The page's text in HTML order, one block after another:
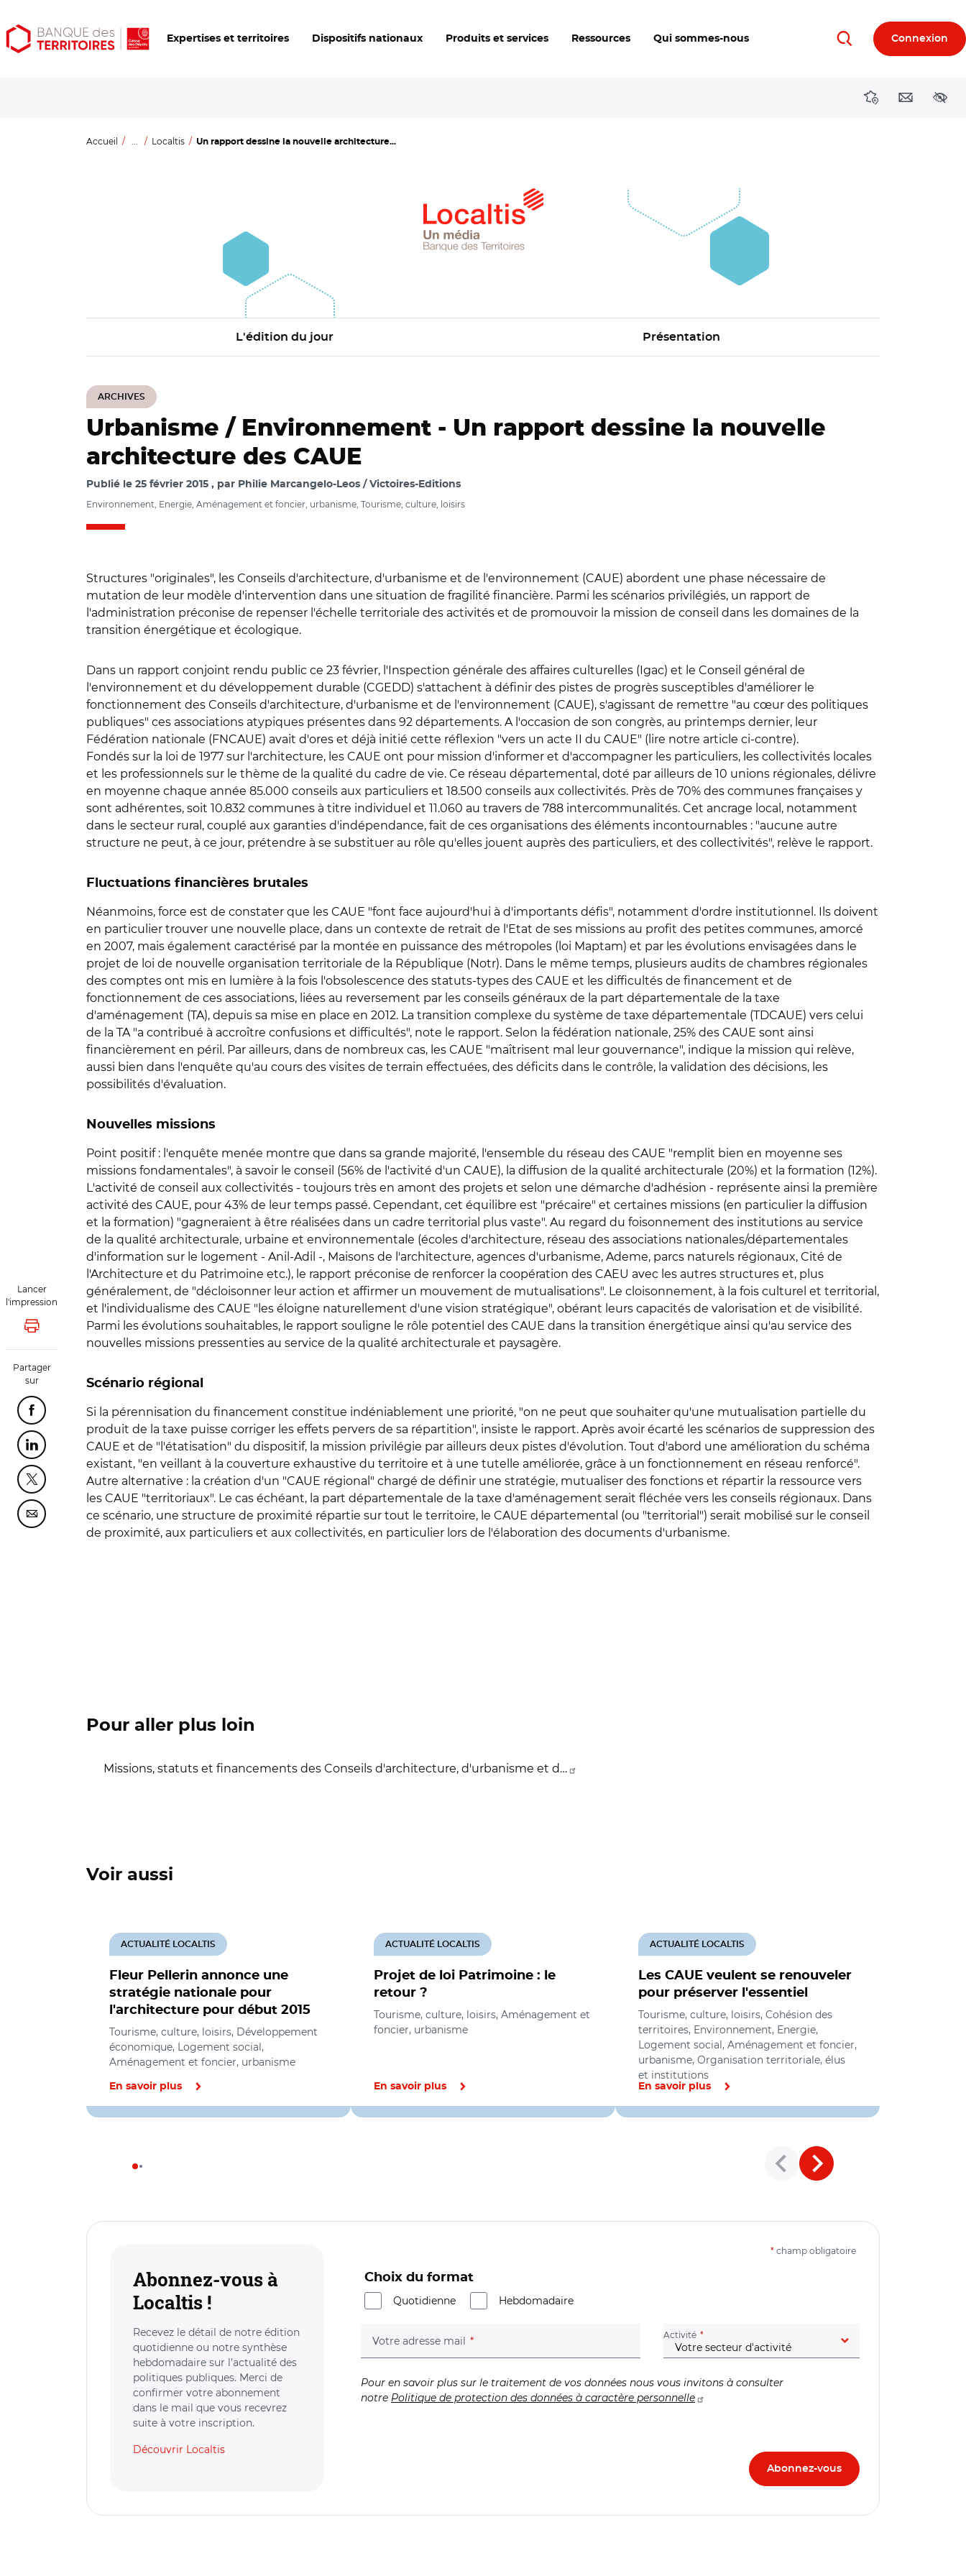
Aller
au
Aller
au
Ouvrir
les
Expertises et territoires Dispositifs nationaux Produits et services Ressources Qui sommes-nous RechercherConnexion
DirectionsContact
Accueil ... Localtis Un rapport dessine la nouvelle architecture...
L'édition du jour Présentation
ARCHIVES
Lancer
l'impression
Lancer l'impression
Partager
sur
Partager cette page sur Facebook
Partager cette page sur Linkedin
Partager cette page sur Twitter
Partager cette page sur Courriel
Urbanisme / Environnement - Un rapport dessine la nouvelle
architecture des CAUE
Publié le 25 février 2015 par Philie Marcangelo-Leos / Victoires-Editions
Environnement, Energie, Aménagement et foncier, urbanisme, Tourisme, culture, loisirs
Structures "originales", les Conseils d'architecture, d'urbanisme et de l'environnement (CAUE) abordent une phase nécessaire de
mutation de leur modèle d'intervention dans une situation de fragilité financière. Parmi les scénarios privilégiés, un rapport de
l'administration préconise de repenser l'échelle territoriale des activités et de promouvoir la mission de conseil dans les domaines de la
transition énergétique et écologique.
Dans un rapport conjoint rendu public ce 23 février, l'Inspection générale des affaires culturelles (Igac) et le Conseil général de
l'environnement et du développement durable (CGEDD) s'attachent à définir des pistes de progrès susceptibles d'améliorer le
fonctionnement des Conseils d'architecture, d'urbanisme et de l'environnement (CAUE), s'agissant de remettre "au cœur des politiques
publiques" ces associations atypiques présentes dans 92 départements. A l'occasion de son congrès, au printemps dernier, leur
Fédération nationale (FNCAUE) avait d'ores et déjà initié cette réflexion "vers un acte II du CAUE" (lire notre article ci-contre).
Fondés sur la loi de 1977 sur l'architecture, les CAUE ont pour mission d'informer et d'accompagner les particuliers, les collectivités locales
et les professionnels sur le thème de la qualité du cadre de vie. Ce réseau départemental, doté par ailleurs de 10 unions régionales, délivre
en moyenne chaque année 85.000 conseils aux particuliers et 18.500 conseils aux collectivités. Près de 70% des communes françaises y
sont adhérentes, soit 10.832 communes à titre individuel et 11.060 au travers de 788 intercommunalités. Cet ancrage local, notamment
dans le secteur rural, couplé aux garanties d'indépendance, fait de ces organisations des éléments incontournables : "aucune autre
structure ne peut, à ce jour, prétendre à se substituer au rôle qu'elles jouent auprès des particuliers, et des collectivités", relève le rapport.
Fluctuations financières brutales
Néanmoins, force est de constater que les CAUE "font face aujourd'hui à d'importants défis", notamment d'ordre institutionnel. Ils doivent
en particulier trouver une nouvelle place, dans un contexte de retrait de l'Etat de ses missions au profit des petites communes, amorcé
en 2007, mais également caractérisé par la montée en puissance des métropoles (loi Maptam) et par les évolutions envisagées dans le
projet de loi de nouvelle organisation territoriale de la République (Notr). Dans le même temps, plusieurs audits de chambres régionales
des comptes ont mis en lumière à la fois l'obsolescence des statuts-types des CAUE et les difficultés de financement et de
fonctionnement de ces associations, liées au reversement par les conseils généraux de la part départementale de la taxe
d'aménagement (TA), depuis sa mise en place en 2012. La transition complexe du système de taxe départementale (TDCAUE) vers celui
de la TA "a contribué à accroître confusions et difficultés", note le rapport. Selon la fédération nationale, 25% des CAUE sont ainsi
financièrement en péril. Par ailleurs, dans de nombreux cas, les CAUE "maîtrisent mal leur gouvernance", indique la mission qui relève,
aussi bien dans l'enquête qu'au cours des visites de terrain effectuées, des déficits dans le contrôle, la validation des décisions, les
possibilités d'évaluation.
Nouvelles missions
Point positif : l'enquête menée montre que dans sa grande majorité, l'ensemble du réseau des CAUE "remplit bien en moyenne ses
missions fondamentales", à savoir le conseil (56% de l'activité d'un CAUE), la diffusion de la qualité architecturale (20%) et la formation (12%).
L'activité de conseil aux collectivités - toujours très en amont des projets et selon une démarche d'adhésion - représente ainsi la première
activité des CAUE, pour 43% de leur temps passé. Cependant, cet équilibre est "précaire" et certaines missions (en particulier la diffusion
et la formation) "gagneraient à être réalisées dans un cadre territorial plus vaste". Au regard du foisonnement des institutions au service
de la qualité architecturale, urbaine et environnementale (écoles d'architecture, réseau des associations nationales/départementales
d'information sur le logement - Anil-Adil -, Maisons de l'architecture, agences d'urbanisme, Ademe, parcs naturels régionaux, Cité de
l'Architecture et du Patrimoine etc.), le rapport préconise de renforcer la coopération des CAEU avec les autres structures et, plus
généralement, de "décloisonner leur action et affirmer un mouvement de mutualisations". Le cloisonnement, à la fois culturel et territorial,
et l'individualisme des CAUE "les éloigne naturellement d'une vision stratégique", obérant leurs capacités de valorisation et de visibilité.
Parmi les évolutions souhaitables, le rapport souligne le rôle potentiel des CAUE dans la transition énergétique ainsi qu'au service des
nouvelles missions pressenties au service de la qualité architecturale et paysagère.
Scénario régional
Si la pérennisation du financement constitue indéniablement une priorité, "on ne peut que souhaiter qu'une mutualisation partielle du
produit de la taxe puisse corriger les effets pervers de sa répartition", insiste le rapport. Après avoir écarté les scénarios de suppression des
CAUE et de "l'étatisation" du dispositif, la mission privilégie par ailleurs deux pistes d'évolution. Tout d'abord une amélioration du schéma
existant, "en veillant à la couverture exhaustive du territoire et à une tutelle améliorée, grâce à un fonctionnement en réseau renforcé".
Autre alternative : la création d'un "CAUE régional" chargé de définir une stratégie, mutualiser des fonctions et répartir la ressource vers
les CAUE "territoriaux". Le cas échéant, la part départementale de la taxe d'aménagement serait fléchée vers les conseils régionaux. Dans
ce scénario, une structure de proximité répartie sur tout le territoire, le CAUE départemental (ou "territorial") serait mobilisé sur le conseil
de proximité, aux particuliers et aux collectivités, en particulier lors de l'élaboration des documents d'urbanisme.
Pour aller plus loin
Missions, statuts et financements des Conseils d'architecture, d'urbanisme et d…
Voir aussi
Fleur Pellerin annonce une
stratégie nationale pour
l'architecture pour début 2015
ACTUALITÉ LOCALTIS
Tourisme, culture, loisirs, Développement
économique, Logement social,
Aménagement et foncier, urbanisme
En savoir plus
Projet de loi Patrimoine : le
retour ?
ACTUALITÉ LOCALTIS
Tourisme, culture, loisirs, Aménagement et
foncier, urbanisme
En savoir plus
Les CAUE veulent se renouveler
pour préserver l'essentiel
ACTUALITÉ LOCALTIS
Tourisme, culture, loisirs, Cohésion des
territoires, Environnement, Energie,
Logement social, Aménagement et foncier,
urbanisme, Organisation territoriale, élus
et institutions
En savoir plus
Abonnez-vous à
Localtis !
Recevez le détail de notre édition
quotidienne ou notre synthèse
hebdomadaire sur l’actualité des
politiques publiques. Merci de
confirmer votre abonnement
dans le mail que vous recevrez
suite à votre inscription.
Découvrir Localtis
* champ obligatoire
Choix du format
Quotidienne
Hebdomadaire
Votre adresse mail (champ obligatoire) Activité (champ obligatoire)
Pour en savoir plus sur le traitement de vos données nous vous invitons à consulter
notre Politique de protection des données à caractère personnelle